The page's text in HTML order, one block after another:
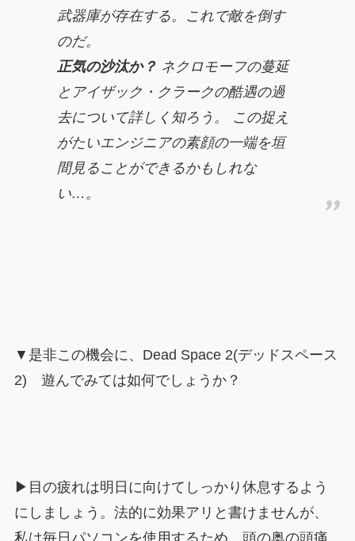
武器庫が存在する。これで敵を倒す
のだ。
正気の沙汰か？ ネクロモーフの蔓延
とアイザック・クラークの酷遇の過
去について詳しく知ろう。 この捉え
がたいエンジニアの素顔の一端を垣
間見ることができるかもしれな
い…。
▼是非この機会に、Dead Space 2(デッドスペース
2) 遊んでみては如何でしょうか？
▶目の疲れは明日に向けてしっかり休息するよう
にしましょう。法的に効果アリと書けませんが、